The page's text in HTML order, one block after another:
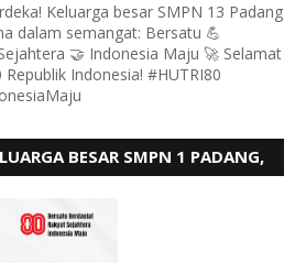
Keluarga besar SMPN 13 Padang
dalam semangat: Bersatu 💪
🤝 Indonesia Maju 🚀 Selamat
Indonesia! #HUTRI80
BESAR SMPN 1 PADANG,